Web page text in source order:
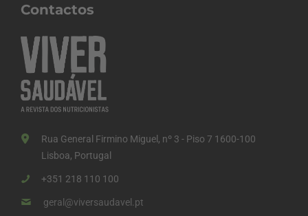
Contactos
Rua General Firmino Miguel, nº 3 - Piso 7 1600-100
Lisboa, Portugal
+351 218 110 100
geral@viversaudavel.pt